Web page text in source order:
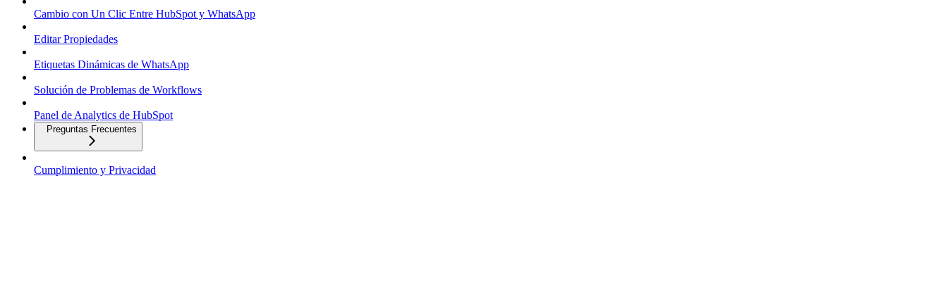
Cambio con Un Clic Entre HubSpot y WhatsApp
Editar Propiedades
Etiquetas Dinámicas de WhatsApp
Solución de Problemas de Workflows
Panel de Analytics de HubSpot
Preguntas Frecuentes
Cumplimiento y Privacidad